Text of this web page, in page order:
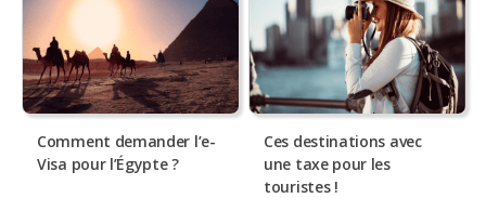
Comment demander l’e-
Visa pour l’Égypte ?
Ces destinations avec
une taxe pour les
touristes !